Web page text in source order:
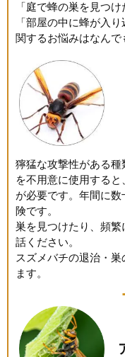
「庭で蜂の巣を見つ
「部屋の中に蜂が入
関するお悩みはなんで
獰猛な攻撃性がある
を不用意に使用する
が必要です。年間に
険です。
巣を見つけたり、頻
話ください。
スズメバチの退治・
ます。